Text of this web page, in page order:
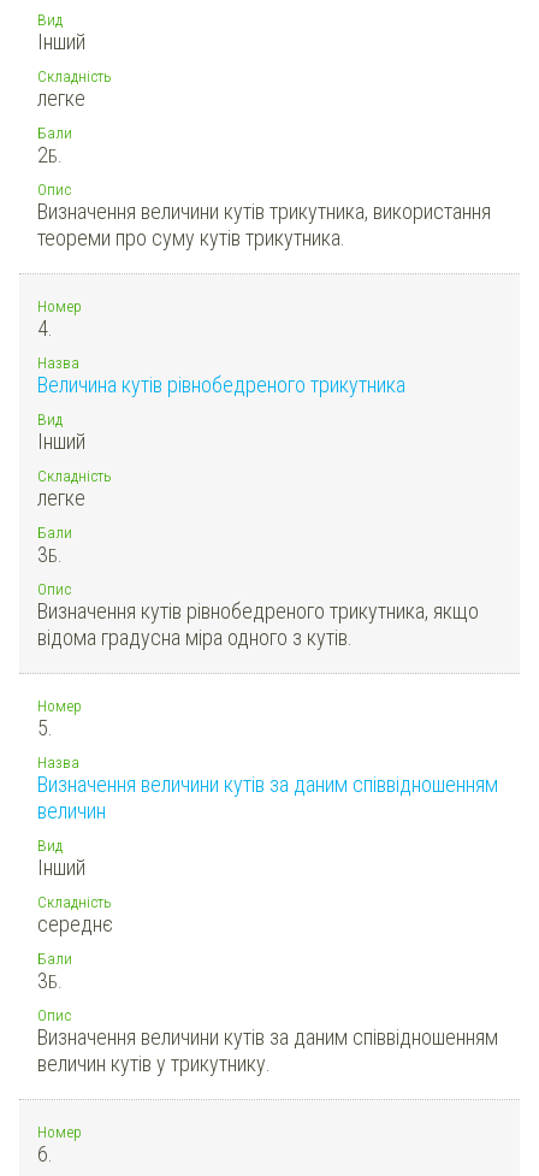
Вид
Інший
Складність
легке
Бали
2Б.
Опис
Визначення величини кутів трикутника, використання
теореми про суму кутів трикутника.
Номер
4.
Назва
Величина кутів рівнобедреного трикутника
Вид
Інший
Складність
легке
Бали
3Б.
Опис
Визначення кутів рівнобедреного трикутника, якщо
відома градусна міра одного з кутів.
Номер
5.
Назва
Визначення величини кутів за даним співвідношенням
величин
Вид
Інший
Складність
середнє
Бали
3Б.
Опис
Визначення величини кутів за даним співвідношенням
величин кутів у трикутнику.
Номер
6.